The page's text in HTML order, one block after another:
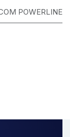
POWERLINE